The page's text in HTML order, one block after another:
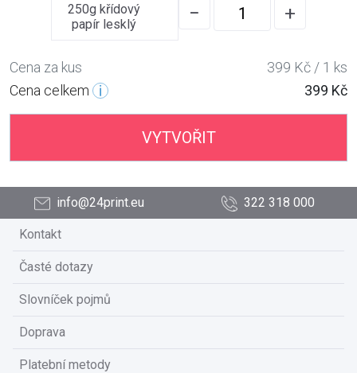
250g křídový
papír lesklý
− +
Cena za kus
399 Kč / 1 ks
Cena celkem
399 Kč
VYTVOŘIT
info@24print.eu 322 318 000
Kontakt
Časté dotazy
Slovníček pojmů
Doprava
Platební metody